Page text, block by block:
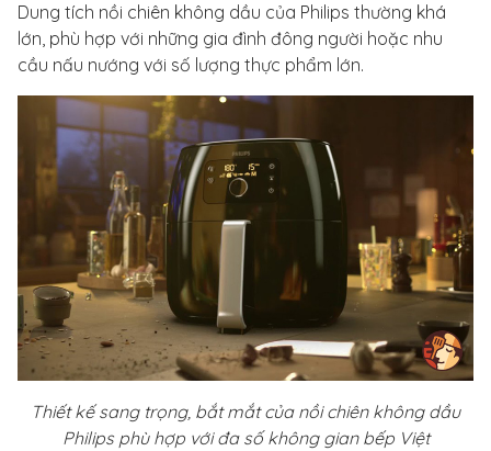
Dung tích nồi chiên không dầu của Philips thường khá
lớn, phù hợp với những gia đình đông người hoặc nhu
cầu nấu nướng với số lượng thực phẩm lớn.
Thiết kế sang trọng, bắt mắt của nồi chiên không dầu
Philips phù hợp với đa số không gian bếp Việt